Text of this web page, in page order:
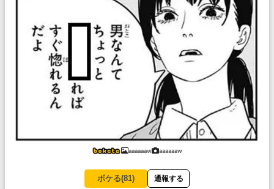
aaaaaaw aaaaaaw
ボケる(81) 通報する